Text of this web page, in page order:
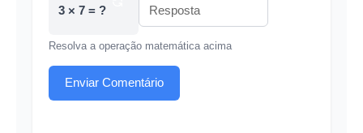
3 × 7 = ?
Resolva a operação matemática acima
Enviar Comentário